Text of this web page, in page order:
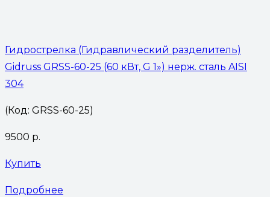
Гидрострелка (Гидравлический разделитель)
Gidruss GRSS-60-25 (60 кВт, G 1») нерж. сталь AISI
304
(Код: GRSS-60-25)
9500 р.
Купить
Подробнее